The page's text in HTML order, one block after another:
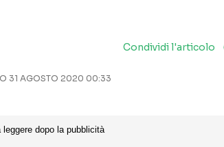
Condividi l'articolo
31 AGOSTO 2020 00:33